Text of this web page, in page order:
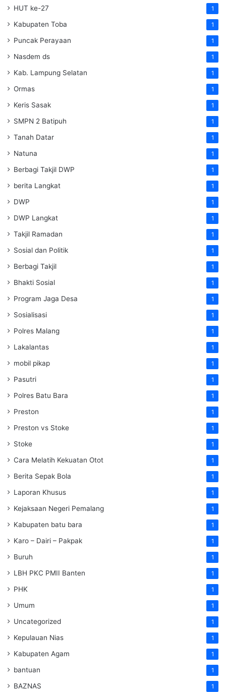
HUT ke-27 1
Kabupaten Toba 1
Puncak Perayaan 1
Nasdem ds 1
Kab. Lampung Selatan 1
Ormas 1
Keris Sasak 1
SMPN 2 Batipuh 1
Tanah Datar 1
Natuna 1
Berbagi Takjil DWP 1
berita Langkat 1
DWP 1
DWP Langkat 1
Takjil Ramadan 1
Sosial dan Politik 1
Berbagi Takjil 1
Bhakti Sosial 1
Program Jaga Desa 1
Sosialisasi 1
Polres Malang 1
Lakalantas 1
mobil pikap 1
Pasutri 1
Polres Batu Bara 1
Preston 1
Preston vs Stoke 1
Stoke 1
Cara Melatih Kekuatan Otot 1
Berita Sepak Bola 1
Laporan Khusus 1
Kejaksaan Negeri Pemalang 1
Kabupaten batu bara 1
Karo – Dairi – Pakpak 1
Buruh 1
LBH PKC PMII Banten 1
PHK 1
Umum 1
Uncategorized 1
Kepulauan Nias 1
Kabupaten Agam 1
bantuan 1
BAZNAS 1